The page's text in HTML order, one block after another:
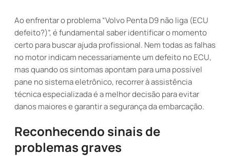
Ao enfrentar o problema “Volvo Penta D9 não liga (ECU
defeito?)”, é fundamental saber identificar o momento
certo para buscar ajuda profissional. Nem todas as falhas
no motor indicam necessariamente um defeito no ECU,
mas quando os sintomas apontam para uma possível
pane no sistema eletrônico, recorrer à assistência
técnica especializada é a melhor decisão para evitar
danos maiores e garantir a segurança da embarcação.
Reconhecendo sinais de
problemas graves